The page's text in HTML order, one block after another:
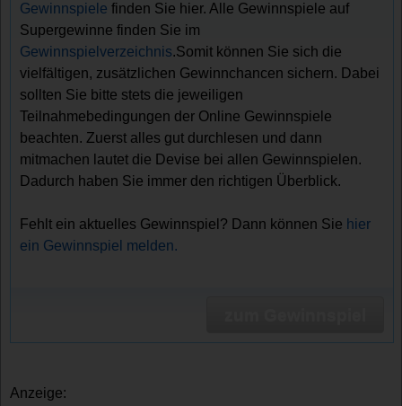
Gewinnspiele finden Sie hier. Alle Gewinnspiele auf
Supergewinne finden Sie im
Gewinnspielverzeichnis.Somit können Sie sich die
vielfältigen, zusätzlichen Gewinnchancen sichern. Dabei
sollten Sie bitte stets die jeweiligen
Teilnahmebedingungen der Online Gewinnspiele
beachten. Zuerst alles gut durchlesen und dann
mitmachen lautet die Devise bei allen Gewinnspielen.
Dadurch haben Sie immer den richtigen Überblick.
Fehlt ein aktuelles Gewinnspiel? Dann können Sie hier
ein Gewinnspiel melden.
Anzeige: